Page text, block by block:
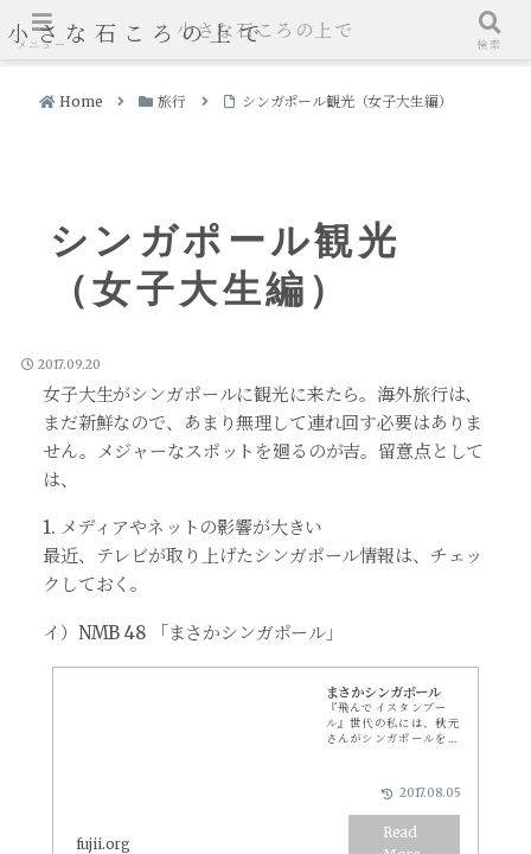
小さな石ころの上で
Home 旅行 シンガポール観光（女子大生編）
シンガポール観光
（女子大生編）
2017.09.20
女子大生がシンガポールに観光に来たら。海外旅行は、
まだ新鮮なので、あまり無理して連れ回す必要はありま
せん。メジャーなスポットを廻るのが吉。留意点として
は、
1. メディアやネットの影響が大きい
最近、テレビが取り上げたシンガポール情報は、チェッ
クしておく。
イ）NMB 48 「まさかシンガポール」
まさかシンガポール
『飛んでイスタンブー
ル』世代の私には、秋元
さんがシンガポールを詩
からシンガポールに遊び
に行こうという、女子大
生、女子中学生のみなさ
んにネタとして解説。
fujii.org
2017.08.05
メニュー
小さな石ころの上で
検索